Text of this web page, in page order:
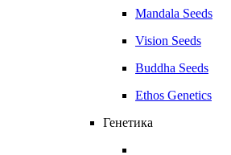
Mandala Seeds
Vision Seeds
Buddha Seeds
Ethos Genetics
Генетика